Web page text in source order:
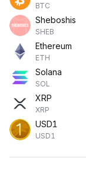
BTC
Sheboshis
SHEB
Ethereum
ETH
Solana
SOL
XRP
XRP
USD1
USD1